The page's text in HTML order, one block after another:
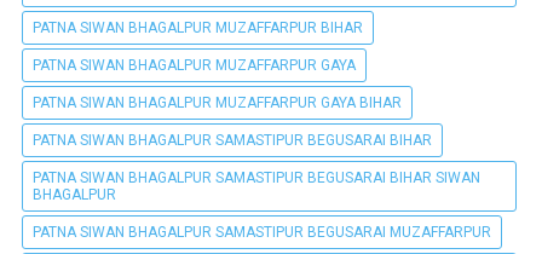
PATNA SIWAN BHAGALPUR MUZAFFARPUR BIHAR
PATNA SIWAN BHAGALPUR MUZAFFARPUR GAYA
PATNA SIWAN BHAGALPUR MUZAFFARPUR GAYA BIHAR
PATNA SIWAN BHAGALPUR SAMASTIPUR BEGUSARAI BIHAR
PATNA SIWAN BHAGALPUR SAMASTIPUR BEGUSARAI BIHAR SIWAN
BHAGALPUR
PATNA SIWAN BHAGALPUR SAMASTIPUR BEGUSARAI MUZAFFARPUR